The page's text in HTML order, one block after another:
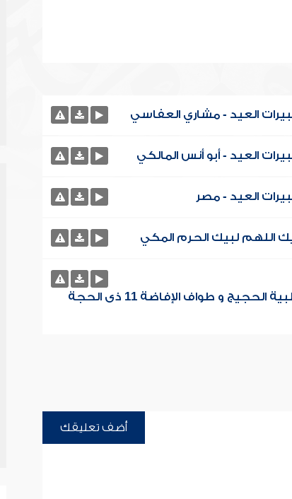
10 - تلبية الحجيج و طواف الإفاضة 11 ذى الحجة
أضف تعليقك